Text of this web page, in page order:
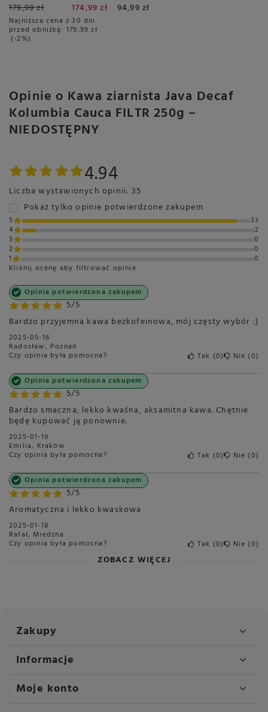
179,99 zł 174,99 zł
Najniższa cena z 30 dni
przed obniżką: 179,99 zł
-2%
94,99 zł
Opinie o Kawa ziarnista Java Decaf
Kolumbia Cauca FILTR 250g –
NIEDOSTĘPNY
4.94
Liczba wystawionych opinii: 35
Pokaż tylko opinie potwierdzone zakupem
5
33
4
2
3
0
2
0
1
0
Kliknij ocenę aby filtrować opinie
5/5
Opinia potwierdzona zakupem
Bardzo przyjemna kawa bezkofeinowa, mój częsty wybór :)
2025-05-16
Radosław, Poznań
Czy opinia była pomocna? Tak 0 Nie 0
5/5
Opinia potwierdzona zakupem
Bardzo smaczna, lekko kwaśna, aksamitna kawa. Chętnie
będę kupować ją ponownie.
2025-01-19
Emilia, Kraków
Czy opinia była pomocna? Tak 0 Nie 0
5/5
Opinia potwierdzona zakupem
Aromatyczna i lekko kwaskowa
2025-01-18
Rafał, Miedzna
Czy opinia była pomocna? Tak 0 Nie 0
ZOBACZ WIĘCEJ
Zakupy
Informacje
Moje konto